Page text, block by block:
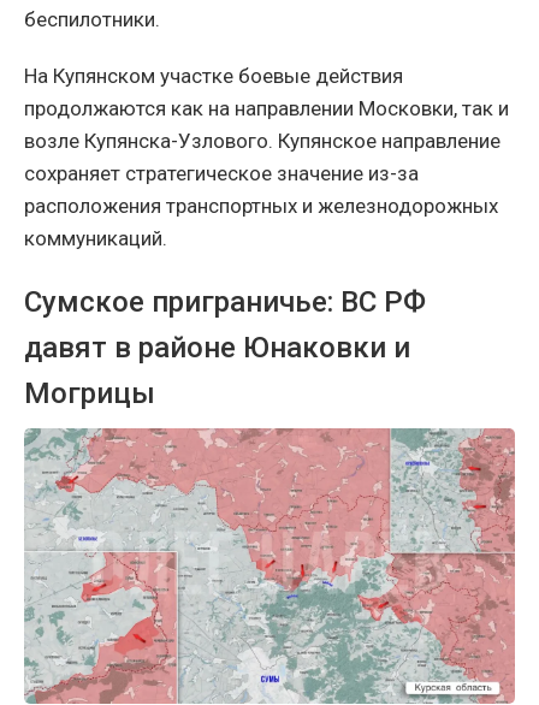
беспилотники.
На Купянском участке боевые действия
продолжаются как на направлении Московки, так и
возле Купянска-Узлового. Купянское направление
сохраняет стратегическое значение из-за
расположения транспортных и железнодорожных
коммуникаций.
Сумское приграничье: ВС РФ
давят в районе Юнаковки и
Могрицы